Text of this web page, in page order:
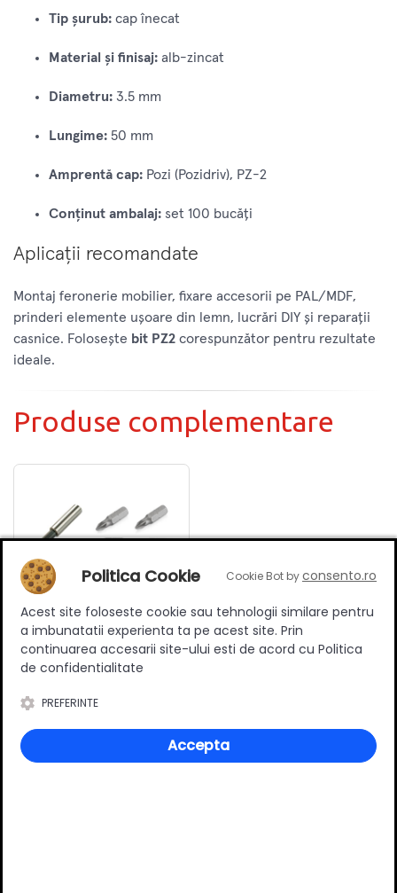
Tip șurub: cap înecat
Material și finisaj: alb-zincat
Diametru: 3.5 mm
Lungime: 50 mm
Amprentă cap: Pozi (Pozidriv), PZ-2
Conținut ambalaj: set 100 bucăți
Aplicații recomandate
Montaj feronerie mobilier, fixare accesorii pe PAL/MDF,
prinderi elemente ușoare din lemn, lucrări DIY și reparații
casnice. Folosește bit PZ2 corespunzător pentru rezultate
ideale.
Produse complementare
Set 2 adaptor magnetic,
biti 2 x PZ1, 2 x PZ2, 2 x PZ3
45.50 RON
Politica Cookie Cookie Bot byconsento.ro
Acest site foloseste cookie sau tehnologii similare pentru
a imbunatatii experienta ta pe acest site. Prin
continuarea accesarii site-ului esti de acord cu Politica
de confidentialitate
PREFERINTE
Accepta